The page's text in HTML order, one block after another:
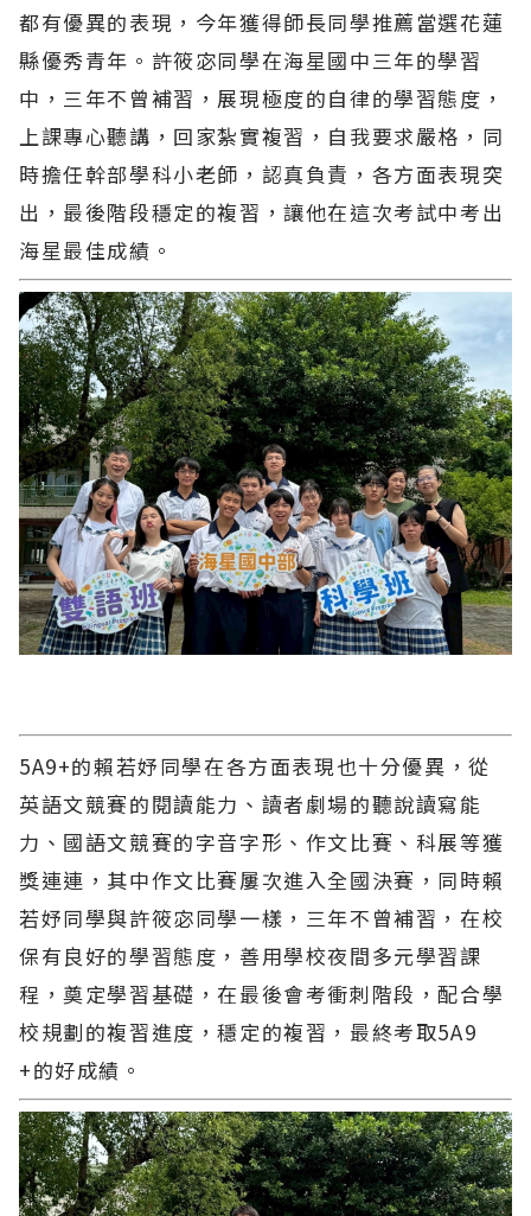
都有優異的表現，今年獲得師長同學推薦當選花蓮
縣優秀青年。許筱宓同學在海星國中三年的學習
中，三年不曾補習，展現極度的自律的學習態度，
上課專心聽講，回家紮實複習，自我要求嚴格，同
時擔任幹部學科小老師，認真負責，各方面表現突
出，最後階段穩定的複習，讓他在這次考試中考出
海星最佳成績。
5A9+的賴若妤同學在各方面表現也十分優異，從
英語文競賽的閱讀能力、讀者劇場的聽說讀寫能
力、國語文競賽的字音字形、作文比賽、科展等獲
獎連連，其中作文比賽屢次進入全國決賽，同時賴
若妤同學與許筱宓同學一樣，三年不曾補習，在校
保有良好的學習態度，善用學校夜間多元學習課
程，奠定學習基礎，在最後會考衝刺階段，配合學
校規劃的複習進度，穩定的複習，最終考取5A9
+的好成績。